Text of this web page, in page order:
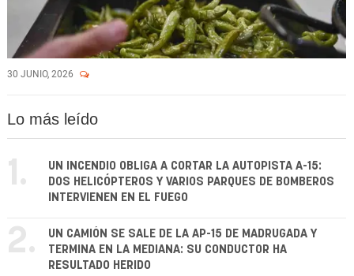
30 JUNIO, 2026
Lo más leído
1.
UN INCENDIO OBLIGA A CORTAR LA AUTOPISTA A-15:
DOS HELICÓPTEROS Y VARIOS PARQUES DE BOMBEROS
INTERVIENEN EN EL FUEGO
2.
UN CAMIÓN SE SALE DE LA AP-15 DE MADRUGADA Y
TERMINA EN LA MEDIANA: SU CONDUCTOR HA
RESULTADO HERIDO